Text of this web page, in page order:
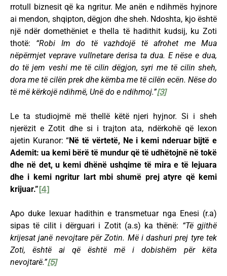
rrotull biznesit që ka ngritur. Me anën e ndihmës hyjnore
ai mendon, shqipton, dëgjon dhe sheh. Ndoshta, kjo është
një ndër domethëniet e thella të hadithit kudsij, ku Zoti
thotë: “Robi Im do të vazhdojë të afrohet me Mua
nëpërmjet veprave vullnetare derisa ta dua. E nëse e dua,
do të jem veshi me të cilin dëgjon, syri me të cilin sheh,
dora me të cilën prek dhe këmba me të cilën ecën. Nëse do
të më kërkojë ndihmë, Unë do e ndihmoj.”[3]
Le ta studiojmë më thellë këtë njeri hyjnor. Si i sheh
njerëzit e Zotit dhe si i trajton ata, ndërkohë që lexon
ajetin Kuranor: “Në të vërtetë, Ne i kemi nderuar bijtë e
Ademit: ua kemi bërë të mundur që të udhëtojnë në tokë
dhe në det, u kemi dhënë ushqime të mira e të lejuara
dhe i kemi ngritur lart mbi shumë prej atyre që kemi
krijuar.”[4]
Apo duke lexuar hadithin e transmetuar nga Enesi (r.a)
sipas të cilit i dërguari i Zotit (a.s) ka thënë: “Të gjithë
krijesat janë nevojtare për Zotin. Më i dashuri prej tyre tek
Zoti, është ai që është më i dobishëm për këta
nevojtarë.”[5]